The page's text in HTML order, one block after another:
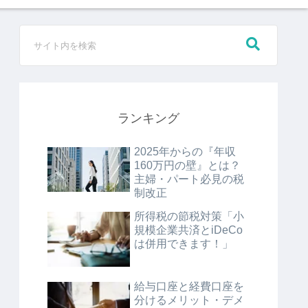
ランキング
2025年からの『年収
160万円の壁』とは？
主婦・パート必見の税
制改正
所得税の節税対策「小
規模企業共済とiDeCo
は併用できます！」
給与口座と経費口座を
分けるメリット・デメ